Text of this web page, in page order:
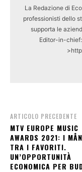
La Redazione di
professionisti dello
supporta le
Editor-in-
ARTICOLO PRECEDENTE
MTV EUROPE MUSIC
AWARDS 2021: I
TRA I FAVORITI.
UN’OPPORTUNITÀ
ECONOMICA PER